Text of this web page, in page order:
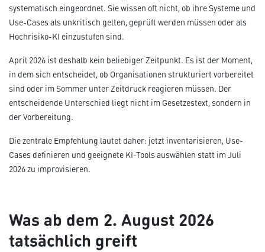
systematisch eingeordnet. Sie wissen oft nicht, ob ihre Systeme und
Use-Cases als unkritisch gelten, geprüft werden müssen oder als
Hochrisiko-KI einzustufen sind.
April 2026 ist deshalb kein beliebiger Zeitpunkt. Es ist der Moment,
in dem sich entscheidet, ob Organisationen strukturiert vorbereitet
sind oder im Sommer unter Zeitdruck reagieren müssen. Der
entscheidende Unterschied liegt nicht im Gesetzestext, sondern in
der Vorbereitung.
Die zentrale Empfehlung lautet daher: jetzt inventarisieren, Use-
Cases definieren und geeignete KI-Tools auswählen statt im Juli
2026 zu improvisieren.
Was ab dem 2. August 2026
tatsächlich greift